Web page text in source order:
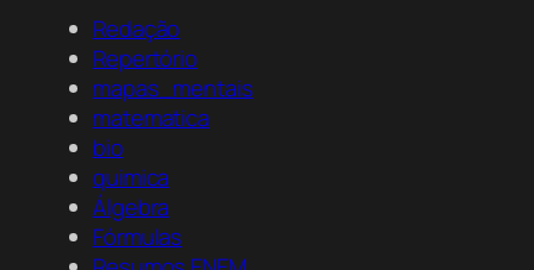
Redação
Repertório
mapas_mentais
matematica
bio
quimica
Álgebra
Fórmulas